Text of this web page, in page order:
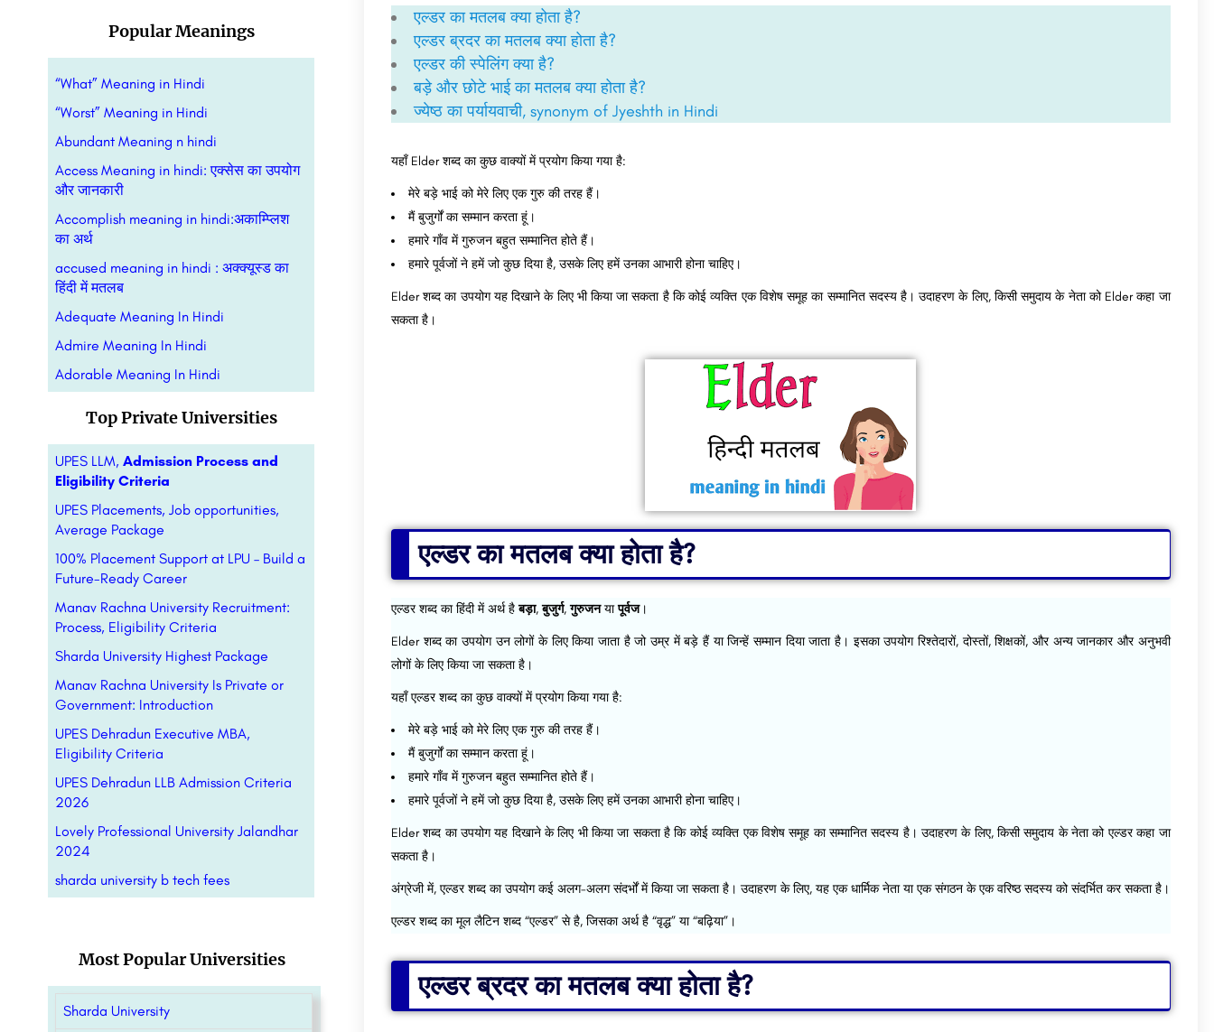
Popular Meanings
“What” Meaning in Hindi
“Worst” Meaning in Hindi
Abundant Meaning n hindi
Access Meaning in hindi: एक्सेस का उपयोग
और जानकारी
Accomplish meaning in hindi:अकाम्प्लिश
का अर्थ
accused meaning in hindi : अक्क्यूस्ड का
हिंदी में मतलब
Adequate Meaning In Hindi
Admire Meaning In Hindi
Adorable Meaning In Hindi
Top Private Universities
UPES LLM, Admission Process and
Eligibility Criteria
UPES Placements, Job opportunities,
Average Package
100% Placement Support at LPU – Build a
Future-Ready Career
Manav Rachna University Recruitment:
Process, Eligibility Criteria
Sharda University Highest Package
Manav Rachna University Is Private or
Government: Introduction
UPES Dehradun Executive MBA,
Eligibility Criteria
UPES Dehradun LLB Admission Criteria
2026
Lovely Professional University Jalandhar
2024
sharda university b tech fees
Most Popular Universities
Sharda University
एल्डर का मतलब क्या होता है?
एल्डर ब्रदर का मतलब क्या होता है?
एल्डर की स्पेलिंग क्या है?
बड़े और छोटे भाई का मतलब क्या होता है?
ज्येष्ठ का पर्यायवाची, synonym of Jyeshth in Hindi
यहाँ Elder शब्द का कुछ वाक्यों में प्रयोग किया गया है:
मेरे बड़े भाई को मेरे लिए एक गुरु की तरह हैं।
मैं बुजुर्गों का सम्मान करता हूं।
हमारे गाँव में गुरुजन बहुत सम्मानित होते हैं।
हमारे पूर्वजों ने हमें जो कुछ दिया है, उसके लिए हमें उनका आभारी होना चाहिए।
Elder शब्द का उपयोग यह दिखाने के लिए भी किया जा सकता है कि कोई व्यक्ति एक विशेष समूह का सम्मानित सदस्य है। उदाहरण के लिए, किसी समुदाय के नेता को Elder कहा जा
सकता है।
एल्डर का मतलब क्या होता है?
एल्डर शब्द का हिंदी में अर्थ हैबड़ा,बुजुर्ग,गुरुजनयापूर्वज।
Elder शब्द का उपयोग उन लोगों के लिए किया जाता है जो उम्र में बड़े हैं या जिन्हें सम्मान दिया जाता है। इसका उपयोग रिश्तेदारों, दोस्तों, शिक्षकों, और अन्य जानकार और अनुभवी
लोगों के लिए किया जा सकता है।
यहाँ एल्डर शब्द का कुछ वाक्यों में प्रयोग किया गया है:
मेरे बड़े भाई को मेरे लिए एक गुरु की तरह हैं।
मैं बुजुर्गों का सम्मान करता हूं।
हमारे गाँव में गुरुजन बहुत सम्मानित होते हैं।
हमारे पूर्वजों ने हमें जो कुछ दिया है, उसके लिए हमें उनका आभारी होना चाहिए।
Elder शब्द का उपयोग यह दिखाने के लिए भी किया जा सकता है कि कोई व्यक्ति एक विशेष समूह का सम्मानित सदस्य है। उदाहरण के लिए, किसी समुदाय के नेता को एल्डर कहा जा
सकता है।
अंग्रेजी में, एल्डर शब्द का उपयोग कई अलग-अलग संदर्भों में किया जा सकता है। उदाहरण के लिए, यह एक धार्मिक नेता या एक संगठन के एक वरिष्ठ सदस्य को संदर्भित कर सकता है।
एल्डर शब्द का मूल लैटिन शब्द “एल्डर” से है, जिसका अर्थ है “वृद्ध” या “बढ़िया”।
एल्डर ब्रदर का मतलब क्या होता है?